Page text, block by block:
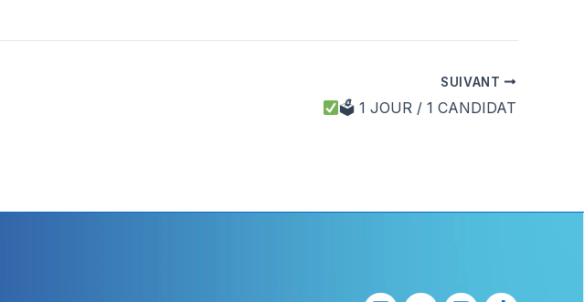
SUIVANT
🗳 1 JOUR / 1 CANDIDAT